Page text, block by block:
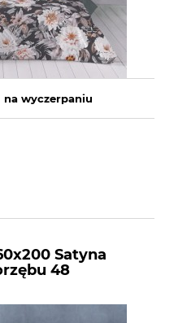
na wyczerpaniu
Satyna
48